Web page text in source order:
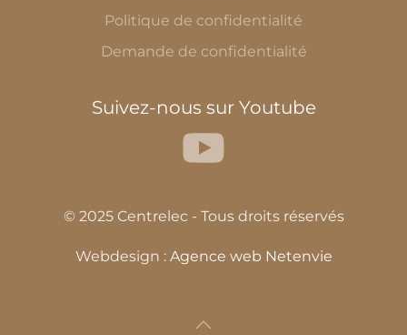
Politique de confidentialité
Demande de confidentialité
Suivez-nous sur Youtube
© 2025 Centrelec - Tous droits réservés
Webdesign : Agence web Netenvie